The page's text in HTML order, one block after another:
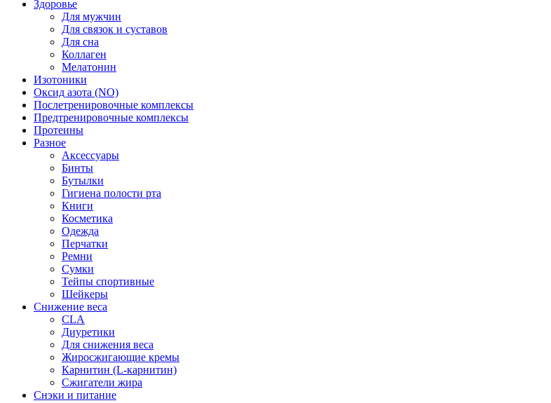
Здоровье
Для мужчин
Для связок и суставов
Для сна
Коллаген
Мелатонин
Изотоники
Оксид азота (NO)
Послетренировочные комплексы
Предтренировочные комплексы
Протеины
Разное
Аксессуары
Бинты
Бутылки
Гигиена полости рта
Книги
Косметика
Одежда
Перчатки
Ремни
Сумки
Тейпы спортивные
Шейкеры
Снижение веса
CLA
Диуретики
Для снижения веса
Жиросжигающие кремы
Карнитин (L-карнитин)
Сжигатели жира
Снэки и питание